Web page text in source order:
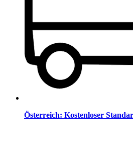
Österreich: Kostenloser